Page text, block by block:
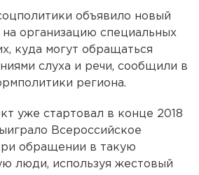
объявило новый
организацию специальных
куда могут обращаться
слуха и речи, сообщили в
региона.
уже стартовал в конце 2018
Всероссийское
обращении в такую
люди, используя жестовый